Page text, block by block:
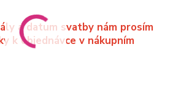
a datum svatby nám prosím
k objednávcev nákupním